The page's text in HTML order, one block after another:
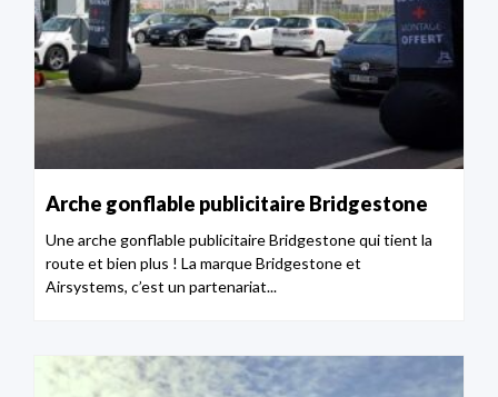
Arche gonflable publicitaire Bridgestone
Une arche gonflable publicitaire Bridgestone qui tient la
route et bien plus ! La marque Bridgestone et
Airsystems, c’est un partenariat...